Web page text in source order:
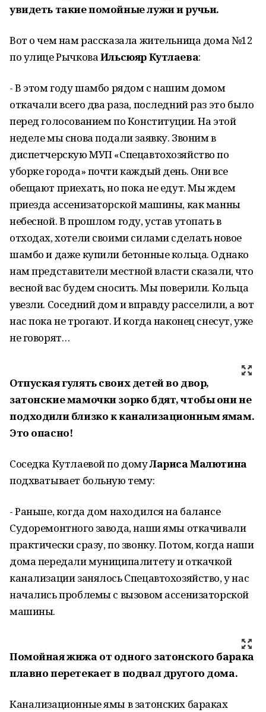
увидеть такие помойные лужи и ручьи.
Вот о чем нам рассказала жительница дома №12
по улице РычковаИльсюяр Кутлаева:
- В этом году шамбо рядом с нашим домом
откачали всего два раза, последний раз это было
перед голосованием по Конституции. На этой
неделе мы снова подали заявку. Звоним в
диспетчерскую МУП «Спецавтохозяйство по
уборке города» почти каждый день. Они все
обещают приехать, но пока не едут. Мы ждем
приезда ассенизаторской машины, как манны
небесной. В прошлом году, устав утопать в
отходах, хотели своими силами сделать новое
шамбо и даже купили бетонные кольца. Однако
нам представители местной власти сказали, что
весной вас будем сносить. Мы поверили. Кольца
увезли. Соседний дом и вправду расселили, а вот
нас пока не трогают. И когда наконец снесут, уже
не говорят…
Отпуская гулять своих детей во двор,
затонские мамочки зорко бдят, чтобы они не
подходили близко к канализационным ямам.
Это опасно!
Соседка Кутлаевой по домуЛариса Малютина
подхватывает больную тему:
- Раньше, когда дом находился на балансе
Судоремонтного завода, наши ямы откачивали
практически сразу, по звонку. Потом, когда наши
дома передали муниципалитету и откачкой
канализации занялось Спецавтохозяйство, у нас
начались проблемы с вызовом ассенизаторской
машины.
Помойная жижа от одного затонского барака
плавно перетекает в подвал другого дома.
Канализационные ямы в затонских бараках